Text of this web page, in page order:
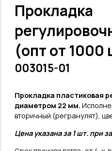
Прокладка
(опт от 1000
003015-01
Прокладка пластиковая
диаметром 22 мм.
вторичный (регранулят),
Цена указана за 1 шт. при